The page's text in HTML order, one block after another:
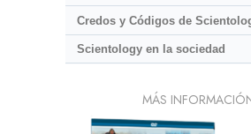
Credos y Códigos de
Scientology en la sociedad
MÁS